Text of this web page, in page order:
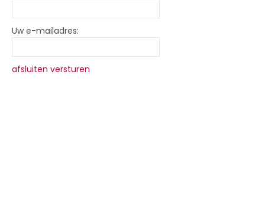
Uw e-mailadres:
afsluiten versturen